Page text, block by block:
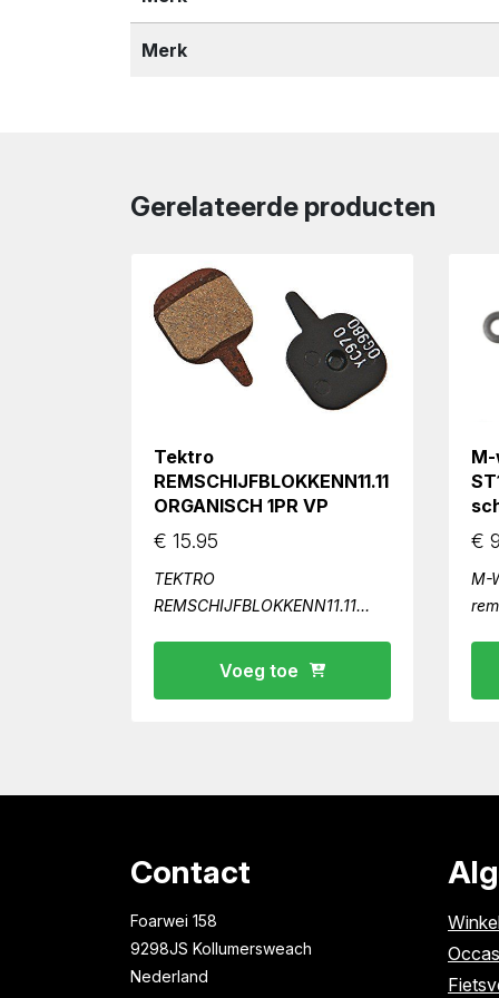
Merk
Gerelateerde producten
Tektro
REMSCHIJFBLOKKENN11.11
ORGANISCH 1PR VP
€ 15.95
TEKTRO
REMSCHIJFBLOKKENN11.11
Voeg toe
€
M-
Contact
Foarwei 158
9298JS Kollumersweach
Nederland